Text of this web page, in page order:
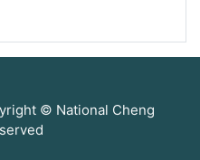
© National Cheng